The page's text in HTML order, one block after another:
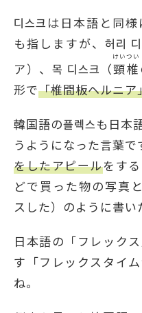
디스크は日本語と同
も指しますが、허리
ア）、목 디스크（頸椎
けいつい
形で「椎間板ヘルニア
韓国語の플렉스も日本
うようになった言葉で
をしたアピールをす
どで買った物の写真
スした）のように書い
日本語の「フレック
す「フレックスタイ
ね。